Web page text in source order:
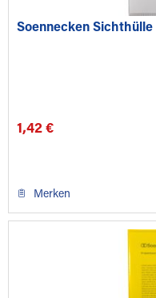
Soennecken Sichthülle
1,42 €
Merken